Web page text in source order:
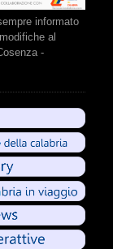
informato
al
-